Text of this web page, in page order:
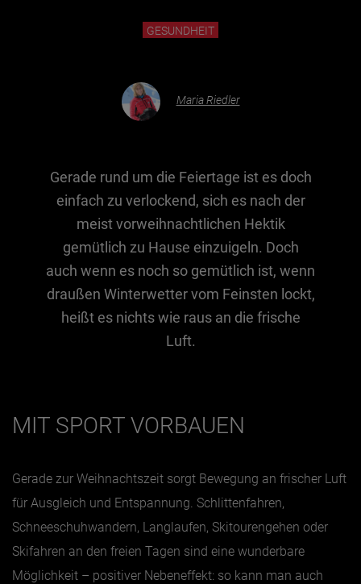
Nachhaltigkeit
Brauchtum
Hotel & Reise
Februar
Mai
GESUNDHEIT
Maria Riedler
Gerade rund um die Feiertage ist es doch
einfach zu verlockend, sich es nach der
meist vorweihnachtlichen Hektik
gemütlich zu Hause einzuigeln. Doch
auch wenn es noch so gemütlich ist, wenn
draußen Winterwetter vom Feinsten lockt,
heißt es nichts wie raus an die frische
Luft.
MIT SPORT VORBAUEN
Gerade zur Weihnachtszeit sorgt Bewegung an frischer Luft
für Ausgleich und Entspannung. Schlittenfahren,
Schneeschuhwandern, Langlaufen, Skitourengehen oder
Skifahren an den freien Tagen sind eine wunderbare
Möglichkeit – positiver Nebeneffekt: so kann man auch